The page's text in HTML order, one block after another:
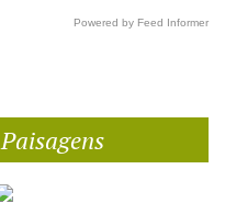
Powered by Feed Informer
Paisagens